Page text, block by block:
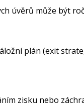
úvěrů může být
plán (exit
zisku nebo